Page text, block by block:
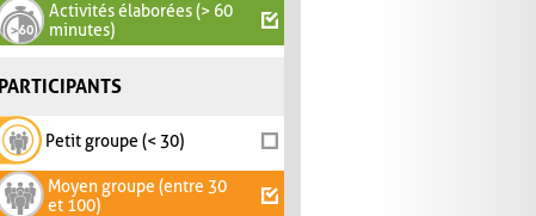
Activités élaborées (> 60
minutes)
PARTICIPANTS
Petit groupe (< 30)
Moyen groupe (entre 30
et 100)